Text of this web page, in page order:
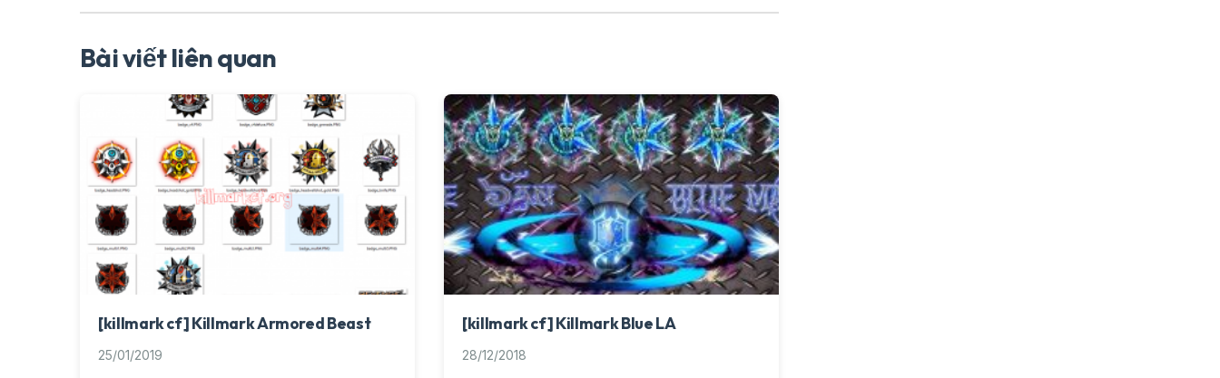
Bài viết liên quan
[killmark cf] Killmark Armored Beast
25/01/2019
[killmark cf] Killmark Blue LA
28/12/2018